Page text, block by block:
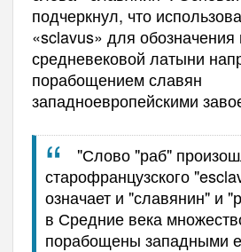
подчеркнул, что
«sclavus» для обозначения
средневековой латыни
порабощением славян
западноевропейскими
"Слово "раб"
старофранцузского
означает и "славянин" и
в Средние века
порабощены западными